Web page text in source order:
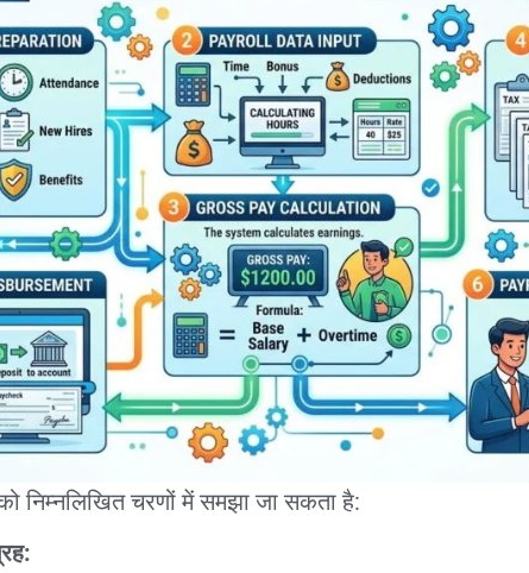
निम्नलिखित चरणों में समझा जा सकता है: